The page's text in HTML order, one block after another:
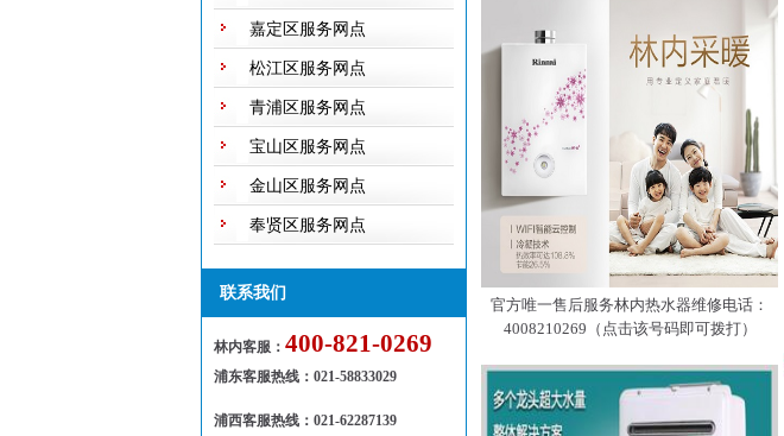
嘉定区服务网点
松江区服务网点
青浦区服务网点
宝山区服务网点
金山区服务网点
奉贤区服务网点
联系我们
林内客服： 400-821-0269
浦东客服热线 ： 021-58833029
浦西客服热线：021-62287139
官方唯一售后服务林内热水器维修电话：
4008210269（点击该号码即可拨打）